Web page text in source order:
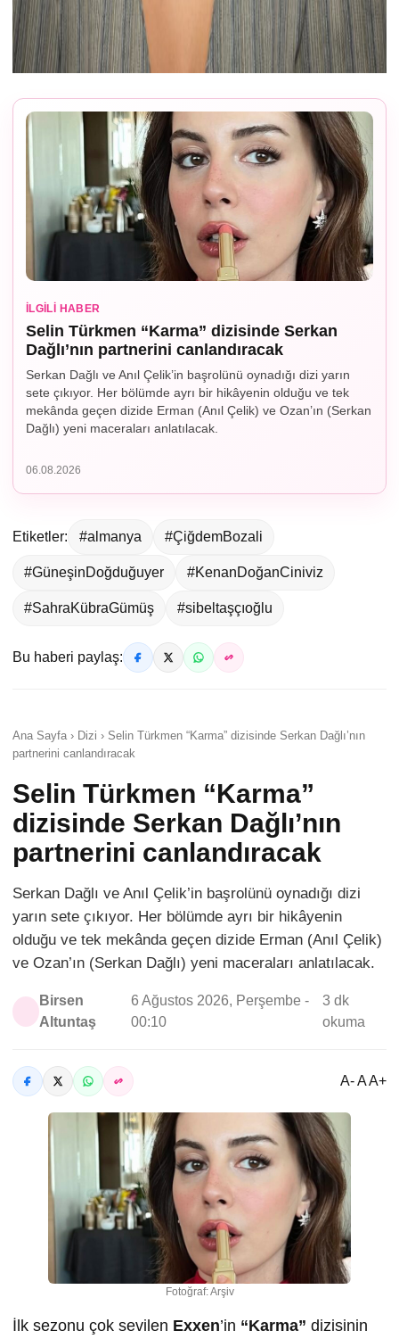
İLGILI HABER
Selin Türkmen “Karma” dizisinde Serkan
Dağlı’nın partnerini canlandıracak
Serkan Dağlı ve Anıl Çelik’in başrolünü oynadığı dizi yarın
sete çıkıyor. Her bölümde ayrı bir hikâyenin olduğu ve tek
mekânda geçen dizide Erman (Anıl Çelik) ve Ozan’ın (Serkan
Dağlı) yeni maceraları anlatılacak.
06.08.2026
Etiketler: #almanya #ÇiğdemBozali
#GüneşinDoğduğuyer #KenanDoğanCiniviz
#SahraKübraGümüş #sibeltaşçıoğlu
Bu haberi paylaş:
Ana Sayfa › Dizi › Selin Türkmen “Karma” dizisinde Serkan Dağlı’nın
partnerini canlandıracak
Selin Türkmen “Karma”
dizisinde Serkan Dağlı’nın
partnerini canlandıracak
Serkan Dağlı ve Anıl Çelik’in başrolünü oynadığı dizi
yarın sete çıkıyor. Her bölümde ayrı bir hikâyenin
olduğu ve tek mekânda geçen dizide Erman (Anıl Çelik)
ve Ozan’ın (Serkan Dağlı) yeni maceraları anlatılacak.
Birsen
Altuntaş
6 Ağustos 2026, Perşembe -
00:10
3 dk
okuma
A- A A+
Fotoğraf: Arşiv
İlk sezonu çok sevilen Exxen’in “Karma” dizisinin